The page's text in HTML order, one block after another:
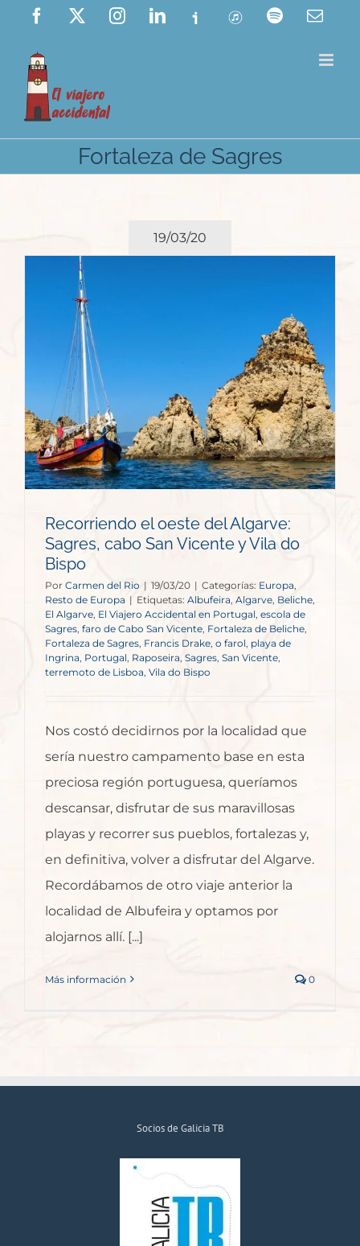
Saltar
contenido
Facebook InstagramLinkedIn
Ivoox ITunes Spotify
Fortaleza de Sagres
19/03/20
Recorriendo el oeste del Algarve:
Sagres, cabo San Vicente y Vila do
Bispo
Por Carmen del Rio | 19/03/20 | Categorías: Europa
Resto de Europa | Etiquetas: Albufeira, Algarve, Beliche,
El Algarve El Viajero Accidental en Portugal escola de
Sagres faro de Cabo San Vicente, Fortaleza de Beliche,
Fortaleza de Sagres Francis Drake, o farol, playa de
Ingrina Portugal Raposeira, Sagres, San Vicente
terremoto de Lisboa, Vila do Bispo
Nos costó decidirnos por la localidad que
sería nuestro campamento base en esta
preciosa región portuguesa, queríamos
descansar, disfrutar de sus maravillosas
playas y recorrer sus pueblos, fortalezas y,
en definitiva, volver a disfrutar del Algarve.
Recordábamos de otro viaje anterior la
localidad de Albufeira y optamos por
alojarnos allí. [...]
Más información 0
Socios de Galicia TB